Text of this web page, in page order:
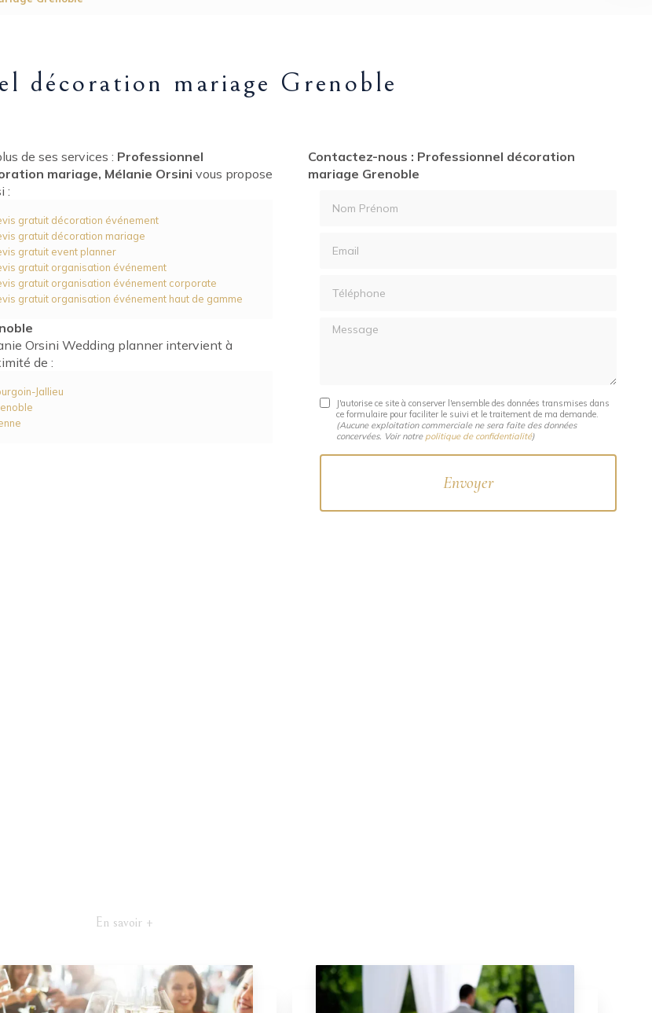
décoration mariage Grenoble
de ses services : Professionnel
mariage, Mélanie Orsini vous propose
:
gratuit décoration événement
gratuit décoration mariage
gratuit event planner
gratuit organisation événement
gratuit organisation événement corporate
gratuit organisation événement haut de gamme
Orsini Wedding planner intervient à
de :
Jallieu
Contactez-nous : Professionnel décoration
mariage Grenoble
Message
J'autorise ce site à conserver l'ensemble des données transmises dans
ce formulaire pour faciliter le suivi et le traitement de ma demande.
(Aucune exploitation commerciale ne sera faite des données
concervées. Voir notre politique de confidentialité)
En savoir +